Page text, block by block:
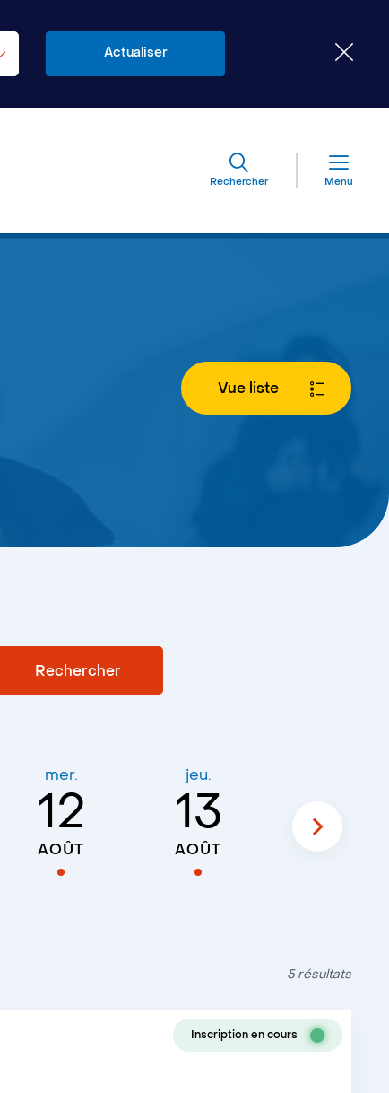
Rechercher Menu
Vue liste
mer.
12
AOÛT
jeu.
13
AOÛT
14
AOÛT
5 résultats
Inscription en cours